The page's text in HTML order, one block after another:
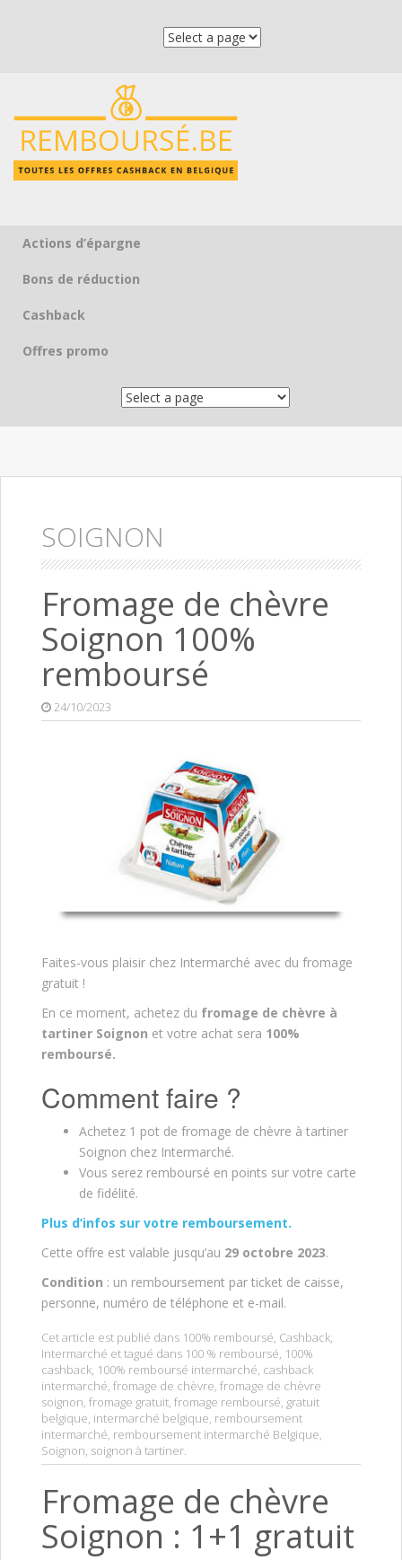
Skip to content
Actions d’épargne
Bons de réduction
Cashback
Offres promo
SOIGNON
Fromage de chèvre
Soignon 100%
remboursé
24/10/2023
Faites-vous plaisir chez Intermarché avec du fromage
gratuit !
En ce moment, achetez du fromage de chèvre à
tartiner Soignon et votre achat sera 100%
remboursé.
Comment faire ?
Achetez 1 pot de fromage de chèvre à tartiner
Soignon chez Intermarché.
Vous serez remboursé en points sur votre carte
de fidélité.
Plus d’infos sur votre remboursement.
Cette offre est valable jusqu’au 29 octobre 2023.
Condition : un remboursement par ticket de caisse,
personne, numéro de téléphone et e-mail.
Cet article est publié dans 100% remboursé, Cashback,
Intermarché et tagué dans 100 % remboursé, 100%
cashback, 100% remboursé intermarché, cashback
intermarché, fromage de chèvre, fromage de chèvre
soignon, fromage gratuit, fromage remboursé, gratuit
belgique, intermarché belgique, remboursement
intermarché, remboursement intermarché Belgique,
Soignon, soignon à tartiner.
Fromage de chèvre
Soignon : 1+1 gratuit